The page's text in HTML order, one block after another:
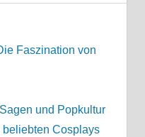
Faszination von
und Popkultur
Cosplays